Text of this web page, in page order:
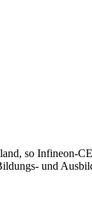
so Infineon-
und